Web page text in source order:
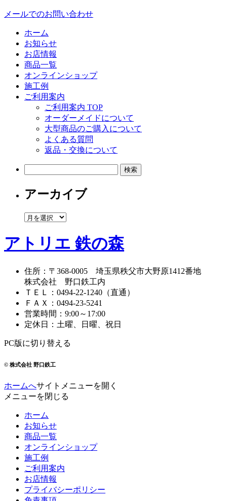
メールでのお問い合わせ
ホーム
お知らせ
お店情報
商品一覧
オンラインショップ
施工例
ご利用案内
ご利用案内 TOP
オーダーメイドについて
大型商品のご購入について
よくある質問
返品・交換について
アーカイブ
ア
カ
イ
アトリエ 鉄の森
住所 ： 〒368-0005 埼玉県秩父市大野原1412番地
株式会社 野口鉄工内
ＴＥＬ
： 0494-22-1240 （直通）
ＦＡＸ
： 0494-23-5241
営業時間 ： 9:00～17:00
定休日
： 土曜、日曜、祝日
PC版に切り替える
© 株式会社 野口鉄工
ホームへサイトメニューを開く
メニューを閉じる
ホーム
お知らせ
商品一覧
オンラインショップ
施工例
ご利用案内
お店情報
プライバシーポリシー